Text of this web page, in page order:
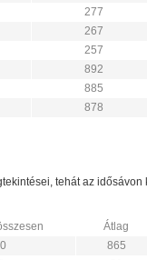
277
267
257
892
885
878
tehát az
Átlag
865